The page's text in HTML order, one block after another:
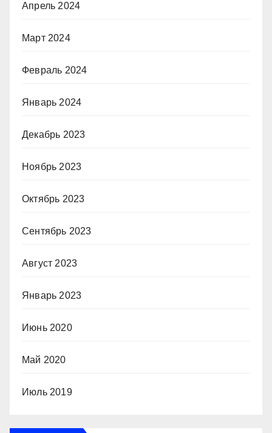
Апрель 2024
Март 2024
Февраль 2024
Январь 2024
Декабрь 2023
Ноябрь 2023
Октябрь 2023
Сентябрь 2023
Август 2023
Январь 2023
Июнь 2020
Май 2020
Июль 2019